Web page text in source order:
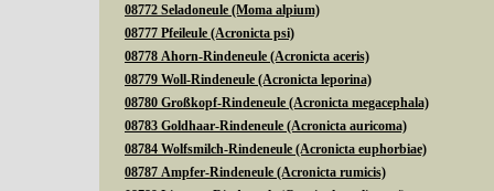
08772 Seladoneule (Moma alpium)
08777 Pfeileule (Acronicta psi)
08778 Ahorn-Rindeneule (Acronicta aceris)
08779 Woll-Rindeneule (Acronicta leporina)
08780 Großkopf-Rindeneule (Acronicta megacephala)
08783 Goldhaar-Rindeneule (Acronicta auricoma)
08784 Wolfsmilch-Rindeneule (Acronicta euphorbiae)
08787 Ampfer-Rindeneule (Acronicta rumicis)